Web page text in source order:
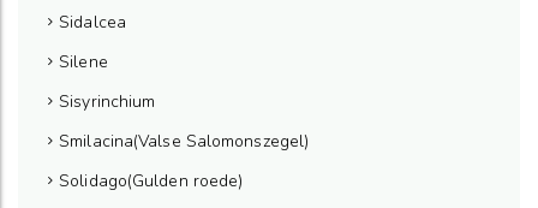
Sidalcea
Silene
Sisyrinchium
Smilacina(Valse Salomonszegel)
Solidago(Gulden roede)